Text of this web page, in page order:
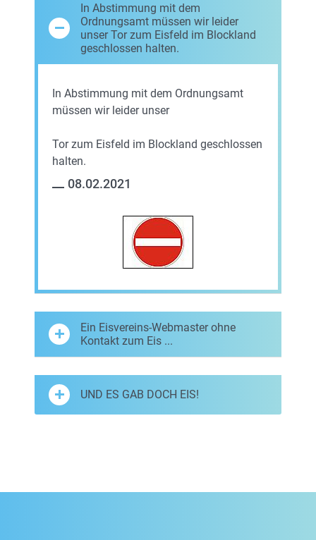
In Abstimmung mit dem
Ordnungsamt müssen wir leider
unser Tor zum Eisfeld im Blockland
geschlossen halten.
In Abstimmung mit dem Ordnungsamt
müssen wir leider unser
Tor zum Eisfeld im Blockland geschlossen
halten.
08.02.2021
Ein Eisvereins-Webmaster ohne
Kontakt zum Eis ...
UND ES GAB DOCH EIS!